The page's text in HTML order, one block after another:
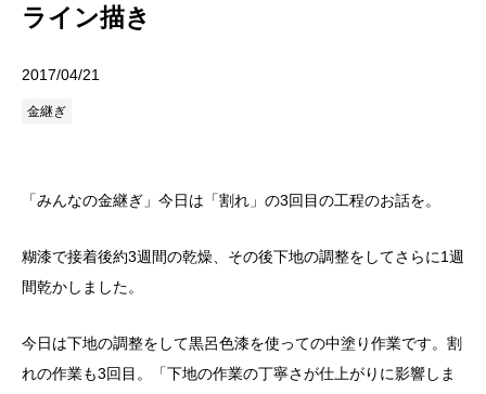
ライン描き
2017/04/21
金継ぎ
「みんなの金継ぎ」今日は「割れ」の3回目の工程のお話を。
糊漆で接着後約3週間の乾燥、その後下地の調整をしてさらに1週
間乾かしました。
今日は下地の調整をして黒呂色漆を使っての中塗り作業です。 割
れの作業も3回目。「下地の作業の丁寧さが仕上がりに影響しま